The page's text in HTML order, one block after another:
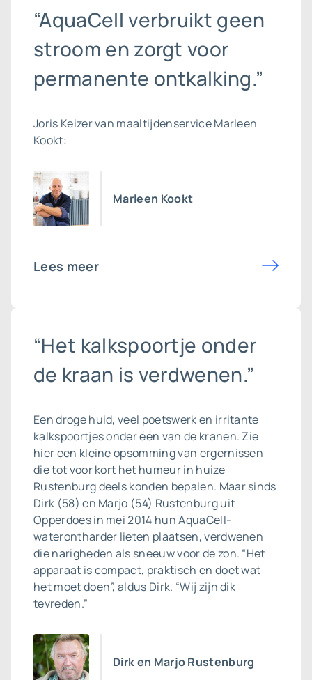
“AquaCell verbruikt geen
stroom en zorgt voor
permanente ontkalking.”
Joris Keizer van maaltijdenservice Marleen
Kookt:
Marleen Kookt
Lees meer
“Het kalkspoortje onder
de kraan is verdwenen.”
Een droge huid, veel poetswerk en irritante
kalkspoortjes onder één van de kranen. Zie
hier een kleine opsomming van ergernissen
die tot voor kort het humeur in huize
Rustenburg deels konden bepalen. Maar sinds
Dirk (58) en Marjo (54) Rustenburg uit
Opperdoes in mei 2014 hun AquaCell-
waterontharder lieten plaatsen, verdwenen
die narigheden als sneeuw voor de zon. “Het
apparaat is compact, praktisch en doet wat
het moet doen”, aldus Dirk. “Wij zijn dik
tevreden.”
Dirk en Marjo Rustenburg